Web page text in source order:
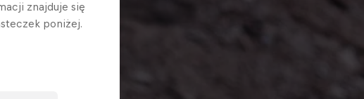
znajduje się
poniżej.